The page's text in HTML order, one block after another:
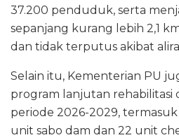
37.200 penduduk, serta
sepanjang kurang lebih 2,1
dan tidak terputus akibat
Selain itu, Kementerian PU
program lanjutan rehabilitasi
periode 2026-2029,
unit sabo dam dan 22 unit